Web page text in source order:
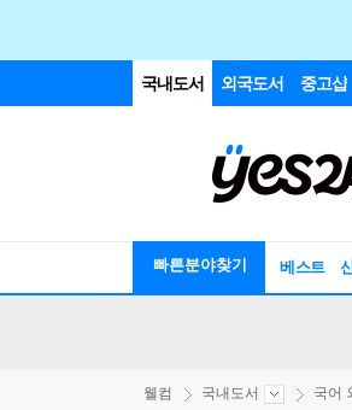
국내도서 외국도서 중고샵
빠른분야찾기 베스트
웰컴 국내도서 국어